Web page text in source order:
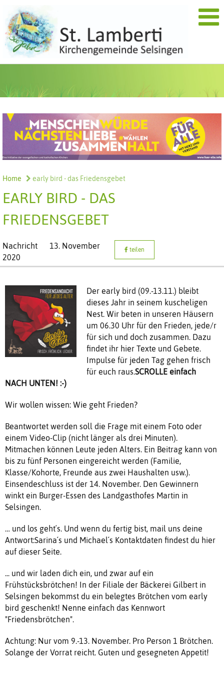
Home early bird - das Friedensgebet
EARLY BIRD - DAS
FRIEDENSGEBET
Nachricht
13. November
2020
teilen
Der early bird (09.-13.11.) bleibt
dieses Jahr in seinem kuscheligen
Nest. Wir beten in unseren Häusern
um 06.30 Uhr für den Frieden, jede/r
für sich und doch zusammen. Dazu
findet ihr hier Texte und Gebete.
Impulse für jeden Tag gehen frisch
für euch raus.SCROLLE einfach
NACH UNTEN! :-)
Wir wollen wissen: Wie geht Frieden?
Beantwortet werden soll die Frage mit einem Foto oder
einem Video-Clip (nicht länger als drei Minuten).
Mitmachen können Leute jeden Alters. Ein Beitrag kann von
bis zu fünf Personen eingereicht werden (Familie,
Klasse/Kohorte, Freunde aus zwei Haushalten usw.).
Einsendeschluss ist der 14. November. Den Gewinnern
winkt ein Burger-Essen des Landgasthofes Martin in
Selsingen.
… und los geht´s. Und wenn du fertig bist, mail uns deine
Antwort:Sarina´s und Michael´s Kontaktdaten findest du hier
auf dieser Seite.
... und wir laden dich ein, und zwar auf ein
Frühstücksbrötchen! In der Filiale der Bäckerei Gilbert in
Selsingen bekommst du ein belegtes Brötchen vom early
bird geschenkt! Nenne einfach das Kennwort
"Friedensbrötchen".
Achtung: Nur vom 9.-13. November. Pro Person 1 Brötchen.
Solange der Vorrat reicht. Guten und gesegneten Appetit!